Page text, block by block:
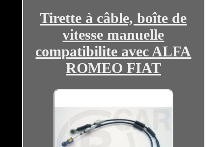
Tirette à câble, boîte de
vitesse manuelle
compatibilite avec ALFA
ROMEO FIAT